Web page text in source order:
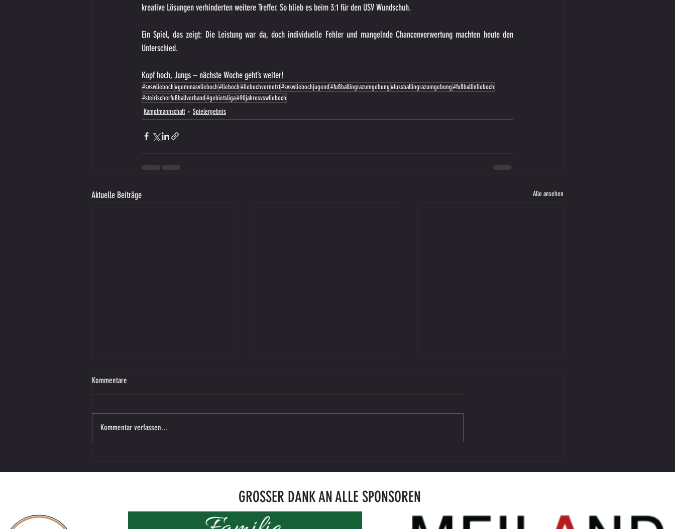
kreative Lösungen verhinderten weitere Treffer. So blieb es beim 3:1 für den USV Wundschuh.
Ein Spiel, das zeigt: Die Leistung war da, doch individuelle Fehler und mangelnde Chancenverwertung machten heute den
Unterschied.
Kopf hoch, Jungs – nächste Woche geht’s weiter!
#svswlieboch#gemmasvlieboch#lieboch#liebochvernetzt#svswliebochjugend#fußballingrazumgebung#fussballingrazumgebung#fußballinlieboch
#steirischerfußballverband#gebietsliga#90jahresvswlieboch
Kampfmannschaft
Spielergebnis
Aktuelle Beiträge Alle ansehen
Kommentare
Kommentar verfassen...
GROSSER DANK AN ALLE SPONSOREN